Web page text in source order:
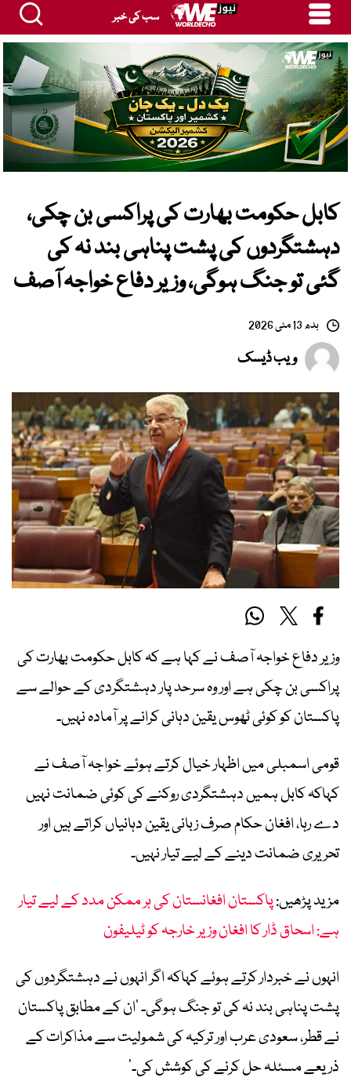
سب کی خبر
کابل حکومت بھارت کی پراکسی بن چکی،
دہشتگردوں کی پشت پناہی بند نہ کی
گئی تو جنگ ہوگی، وزیر دفاع خواجہ آصف
بدھ 13 مئی 2026
ویب ڈیسک
وزیر دفاع خواجہ آصف نے کہا ہے کہ کابل حکومت بھارت کی
پراکسی بن چکی ہے اور وہ سرحد پار دہشتگردی کے حوالے سے
پاکستان کو کوئی ٹھوس یقین دہانی کرانے پر آمادہ نہیں۔
قومی اسمبلی میں اظہار خیال کرتے ہوئے خواجہ آصف نے
کہاکہ کابل ہمیں دہشتگردی روکنے کی کوئی ضمانت نہیں
دے رہا، افغان حکام صرف زبانی یقین دہانیاں کراتے ہیں اور
تحریری ضمانت دینے کے لیے تیار نہیں۔
مزید پڑھیں:پاکستان افغانستان کی ہر ممکن مدد کے لیے تیار
ہے: اسحاق ڈار کا افغان وزیر خارجہ کو ٹیلیفون
انہوں نے خبردار کرتے ہوئے کہاکہ اگر انہوں نے دہشتگردوں کی
پشت پناہی بند نہ کی تو جنگ ہوگی۔ ’ان کے مطابق پاکستان
نے قطر، سعودی عرب اور ترکیہ کی شمولیت سے مذاکرات کے
ذریعے مسئلہ حل کرنے کی کوشش کی۔‘